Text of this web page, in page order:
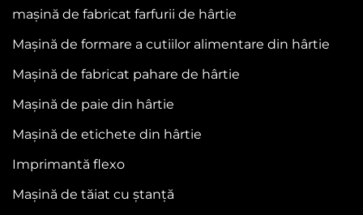
mașină de fabricat farfurii de hârtie
Mașină de formare a cutiilor alimentare din hârtie
Mașină de fabricat pahare de hârtie
Mașină de paie din hârtie
Mașină de etichete din hârtie
Imprimantă flexo
Mașină de tăiat cu ștanță